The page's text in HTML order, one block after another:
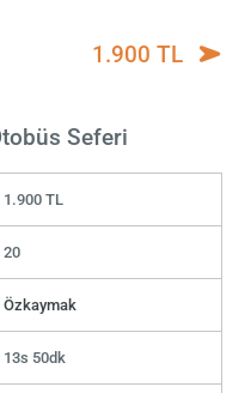
1.900 TL
Seferi
1.900 TL
20
Özkaymak
13s 50dk